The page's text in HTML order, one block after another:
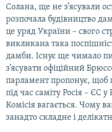
Солана, ще не з’ясували
розпочала будівництво
це уряд України – свого
викликана така
дамби. Існує ще чимало
з’ясувати офіційний
парламент пропонує, щоб
під час саміту Росія – ЄС
Комісія вагається. Чому
занадто складне і